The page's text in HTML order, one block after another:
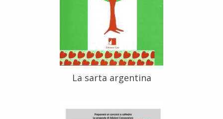
La sarta argentina